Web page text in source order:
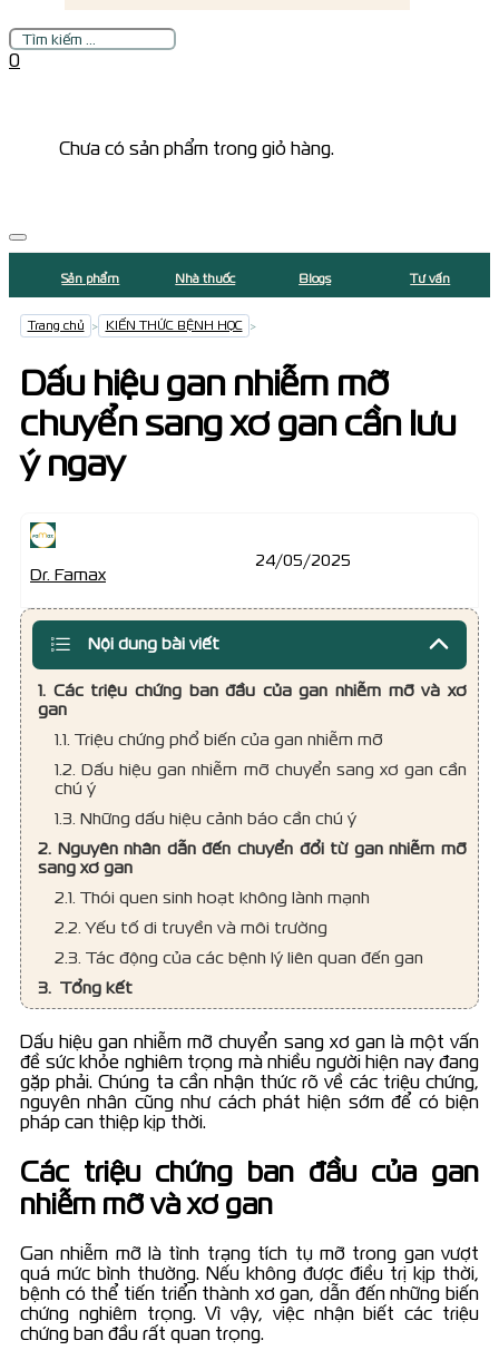
Tìm
kiếm
0
Chưa có sản phẩm trong giỏ hàng.
Sản phẩm Nhà thuốc Blogs Tư vấn
Trang chủ > KIẾN THỨC BỆNH HỌC >
Dấu hiệu gan nhiễm mỡ
chuyển sang xơ gan cần lưu
ý ngay
Dr. Famax
24/05/2025
Nội dung bài viết
1. Các triệu chứng ban đầu của gan nhiễm mỡ và xơ
gan
1.1. Triệu chứng phổ biến của gan nhiễm mỡ
1.2. Dấu hiệu gan nhiễm mỡ chuyển sang xơ gan cần
chú ý
1.3. Những dấu hiệu cảnh báo cần chú ý
2. Nguyên nhân dẫn đến chuyển đổi từ gan nhiễm mỡ
sang xơ gan
2.1. Thói quen sinh hoạt không lành mạnh
2.2. Yếu tố di truyền và môi trường
2.3. Tác động của các bệnh lý liên quan đến gan
3. Tổng kết
Dấu hiệu gan nhiễm mỡ chuyển sang xơ gan là một vấn
đề sức khỏe nghiêm trọng mà nhiều người hiện nay đang
gặp phải. Chúng ta cần nhận thức rõ về các triệu chứng,
nguyên nhân cũng như cách phát hiện sớm để có biện
pháp can thiệp kịp thời.
Các triệu chứng ban đầu của gan
nhiễm mỡ và xơ gan
Gan nhiễm mỡ là tình trạng tích tụ mỡ trong gan vượt
quá mức bình thường. Nếu không được điều trị kịp thời,
bệnh có thể tiến triển thành xơ gan, dẫn đến những biến
chứng nghiêm trọng. Vì vậy, việc nhận biết các triệu
chứng ban đầu rất quan trọng.